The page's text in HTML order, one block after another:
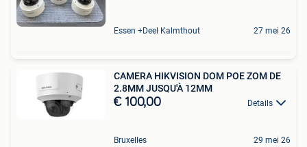
Essen +Deel Kalmthout 27 mei 26
CAMERA HIKVISION DOM POE ZOM DE
2.8MM JUSQU'À 12MM
€ 100,00 Details
Bruxelles 29 mei 26